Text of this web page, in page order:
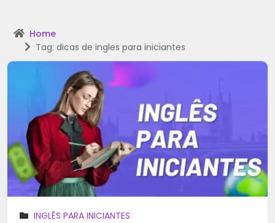
Home
Tag: dicas de ingles para iniciantes
INGLÊS PARA INICIANTES